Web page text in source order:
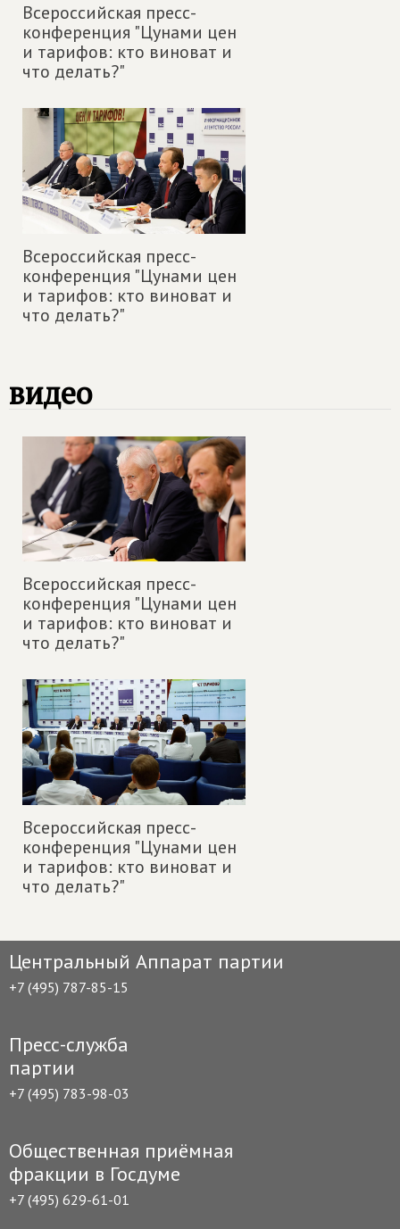
Всероссийская пресс-
конференция "Цунами цен
и тарифов: кто виноват и
что делать?"
Всероссийская пресс-
конференция "Цунами цен
и тарифов: кто виноват и
что делать?"
видео
Всероссийская пресс-
конференция "Цунами цен
и тарифов: кто виноват и
что делать?"
Всероссийская пресс-
конференция "Цунами цен
и тарифов: кто виноват и
что делать?"
Центральный Аппарат партии
+7 (495) 787-85-15
Пресс-служба
партии
+7 (495) 783-98-03
Общественная приёмная
фракции в Госдуме
+7 (495) 629-61-01